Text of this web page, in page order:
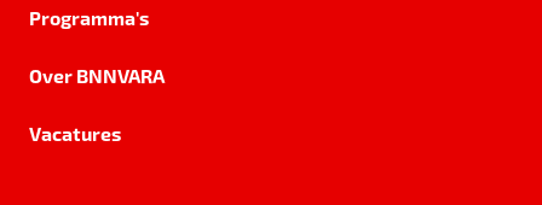
Programma's
Over BNNVARA
Vacatures